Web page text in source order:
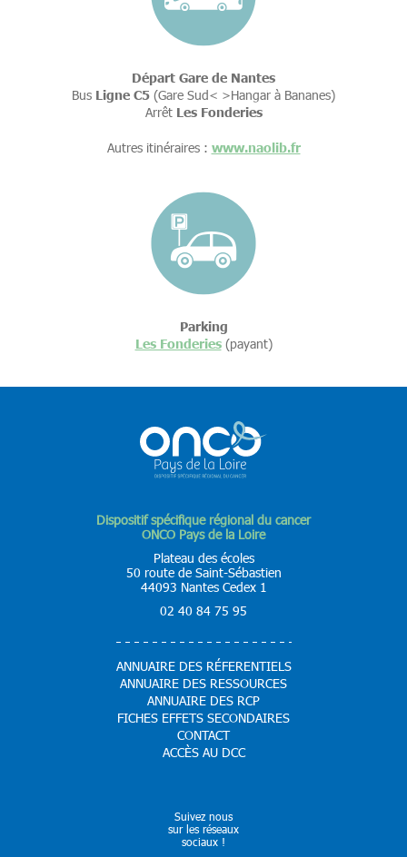
Départ Gare de Nantes
Bus Ligne C5 (Gare Sud< >Hangar à Bananes)
Arrêt Les Fonderies
Autres itinéraires : www.naolib.fr
Parking
Les Fonderies (payant)
Dispositif spécifique régional du cancer
ONCO Pays de la Loire
Plateau des écoles
50 route de Saint-Sébastien
44093 Nantes Cedex 1
02 40 84 75 95
ANNUAIRE DES RÉFERENTIELS
ANNUAIRE DES RESSOURCES
ANNUAIRE DES RCP
FICHES EFFETS SECONDAIRES
CONTACT
ACCÈS AU DCC
Suivez nous
sur les réseaux
sociaux !